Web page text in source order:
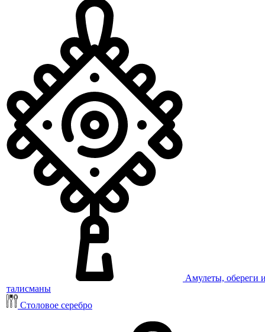
Амулеты, обереги
талисманы
Столовое серебро